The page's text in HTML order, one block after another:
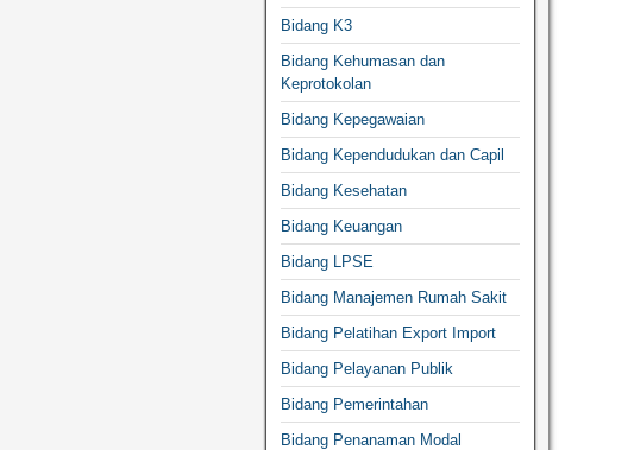
Bidang K3
Bidang Kehumasan dan
Keprotokolan
Bidang Kepegawaian
Bidang Kependudukan dan Capil
Bidang Kesehatan
Bidang Keuangan
Bidang LPSE
Bidang Manajemen Rumah Sakit
Bidang Pelatihan Export Import
Bidang Pelayanan Publik
Bidang Pemerintahan
Bidang Penanaman Modal